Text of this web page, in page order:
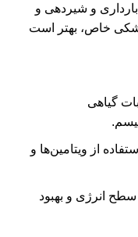
و شیردهی و
خاص، بهتر است
گیاهی
از ویتامین‌ها و
انرژی و بهبود